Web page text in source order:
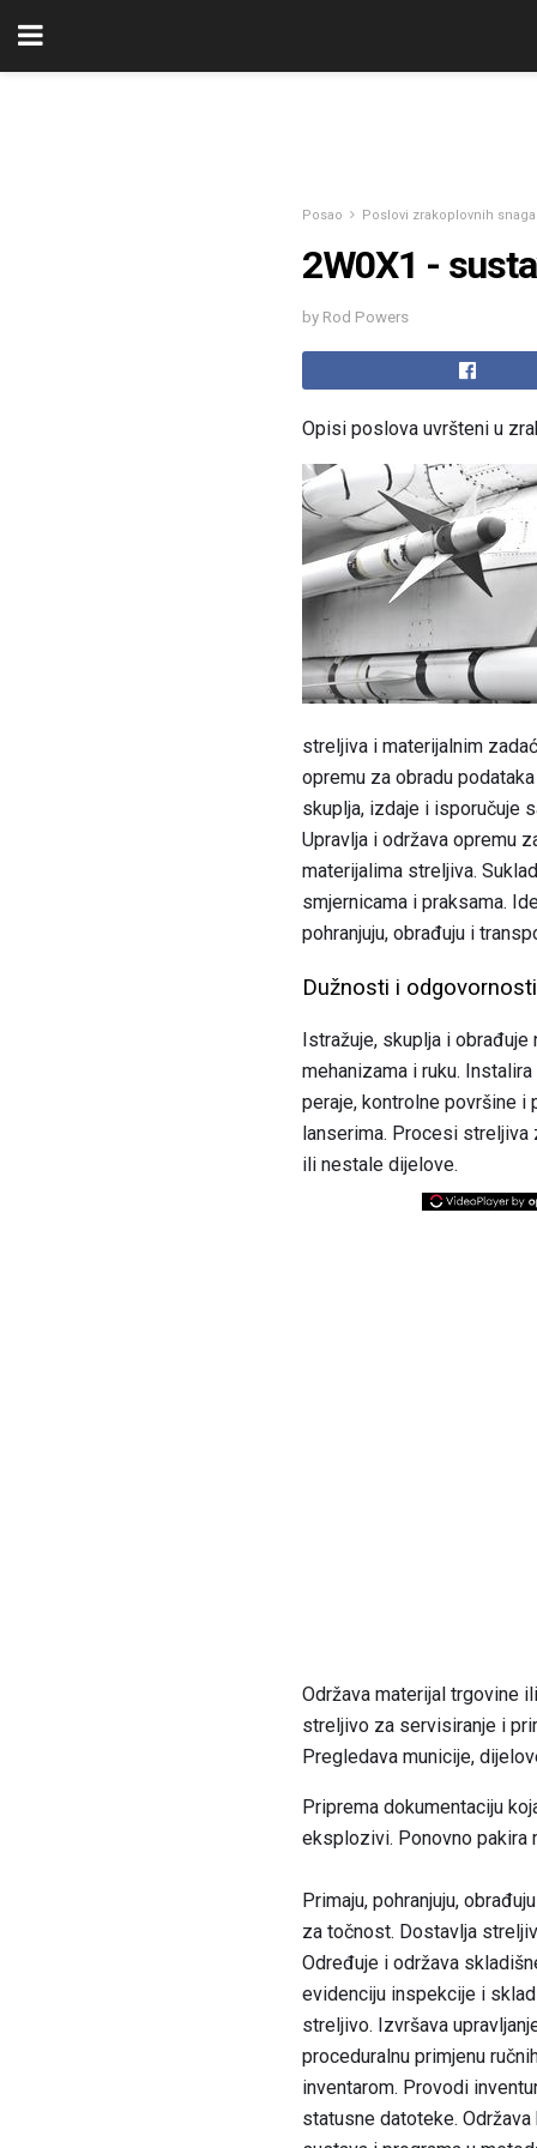
Posao Poslovi zrakoplovnih snaga
2W0X1 -
by Rod Powers
Opisi poslova uvršteni u
streljiva i materijalnim
opremu za obradu
skuplja, izdaje i isporučuje
Upravlja i održava opremu
materijalima streljiva.
smjernicama i praksama.
pohranjuju, obrađuju i
Dužnosti i odgovornosti
Istražuje, skuplja i
mehanizama i ruku.
peraje, kontrolne površine i
lanserima. Procesi streljiva
ili nestale dijelove.
Održava materijal trgovine
streljivo za servisiranje i
Pregledava municije,
Priprema dokumentaciju
eksplozivi. Ponovno pakira
Primaju, pohranjuju,
za točnost. Dostavlja
Određuje i održava
evidenciju inspekcije i
streljivo. Izvršava
proceduralnu primjenu
inventarom. Provodi
statusne datoteke.